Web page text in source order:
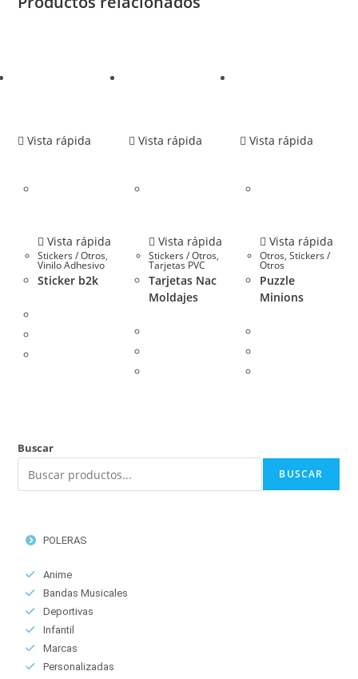
Vista rápida
Vista rápida
Stickers / Otros,
Vinilo Adhesivo
Sticker b2k
Vista rápida
Vista rápida
Stickers / Otros,
Tarjetas PVC
Tarjetas Nac
Moldajes
Vista rápida
Vista rápida
Otros, Stickers /
Otros
Puzzle
Minions
Buscar
BUSCAR
POLERAS
Anime
Bandas Musicales
Deportivas
Infantil
Marcas
Personalizadas